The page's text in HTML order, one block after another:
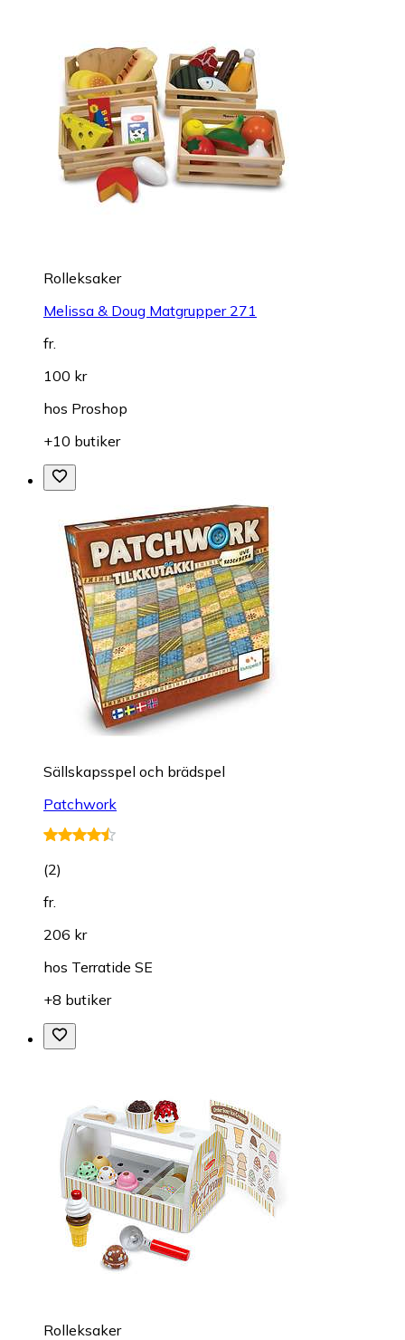
Rolleksaker
Melissa & Doug Matgrupper 271
fr.
100 kr
hos Proshop
+10 butiker
Sällskapsspel och brädspel
Patchwork
(2)
fr.
206 kr
hos Terratide SE
+8 butiker
Rolleksaker